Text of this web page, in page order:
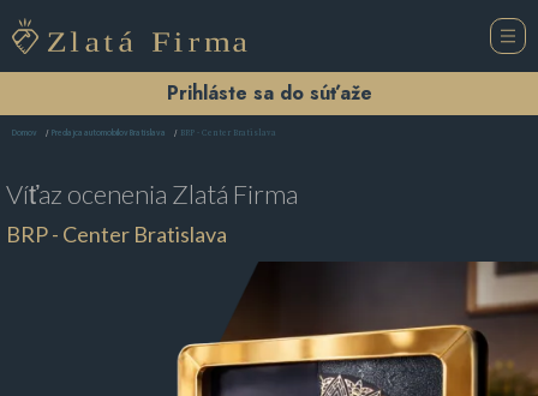
Prihláste sa do súťaže
Domov Predajca automobilov Bratislava BRP - Center Bratislava
Víťaz ocenenia Zlatá Firma
BRP - Center Bratislava